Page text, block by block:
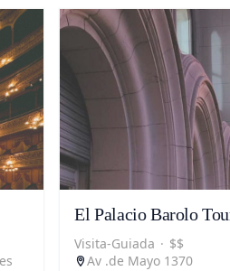
El Palacio Barolo
Visita-Guiada · $$
Av .de Mayo 1370